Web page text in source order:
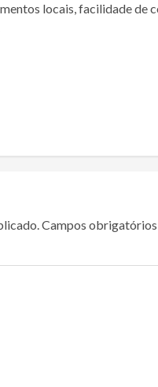
locais, facilidade de
Campos